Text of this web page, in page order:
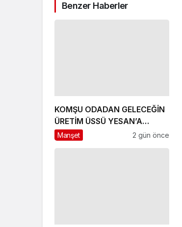
Benzer Haberler
KOMŞU ODADAN GELECEĞİN
ÜRETİM ÜSSÜ YESAN’A
ÇIKARTMA!
Manşet 2 gün önce